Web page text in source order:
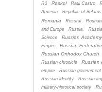
R3
Raskol Raul Castro
Armenia
Republic of Belarus
Romania Rosstat Rouhani
and Europe
Russia.
Science
Russian
Empire
Russian
Russian Orthodox Church
Russian chronicle
Russian
empire
Russian government
Russian identity Russian
military-historical society